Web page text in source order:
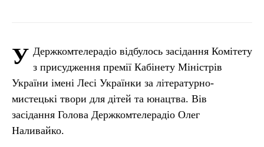
У Держкомтелерадіо відбулось засідання Комітету
з присудження премії Кабінету Міністрів
України імені Лесі Українки за літературно-
мистецькі твори для дітей та юнацтва. Вів
засідання Голова Держкомтелерадіо Олег
Наливайко.